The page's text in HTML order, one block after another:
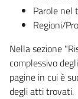
Parole nel
Regioni/
Nella sezione
complessivo
pagine in cui è
degli atti trovati.